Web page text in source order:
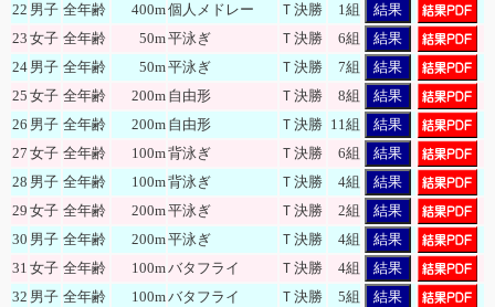
22 男子 全年齢 400m個人メドレー Ｔ決勝 1組
結果
23 女子 全年齢 50m平泳ぎ Ｔ決勝 6組
結果
24 男子 全年齢 50m平泳ぎ Ｔ決勝 7組
結果
25 女子 全年齢 200m 自由形 Ｔ決勝 8組
結果
26 男子 全年齢 200m 自由形 Ｔ決勝 11組
結果
27 女子 全年齢 100m背泳ぎ Ｔ決勝 6組
結果
28 男子 全年齢 100m背泳ぎ Ｔ決勝 4組
結果
29 女子 全年齢 200m平泳ぎ Ｔ決勝 2組
結果
30 男子 全年齢 200m平泳ぎ Ｔ決勝 4組
結果
31 女子 全年齢 100mバタフライ Ｔ決勝 4組
結果
32 男子 全年齢 100mバタフライ Ｔ決勝 5組
結果